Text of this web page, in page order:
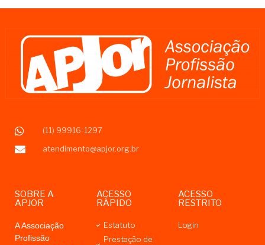
(11) 99916-1297
atendimento@apjor.org.br
SOBRE A
APJOR
A Associação
Profissão
ACESSO
RÁPIDO
Estatuto
Prestação de
ACESSO
RESTRITO
Login